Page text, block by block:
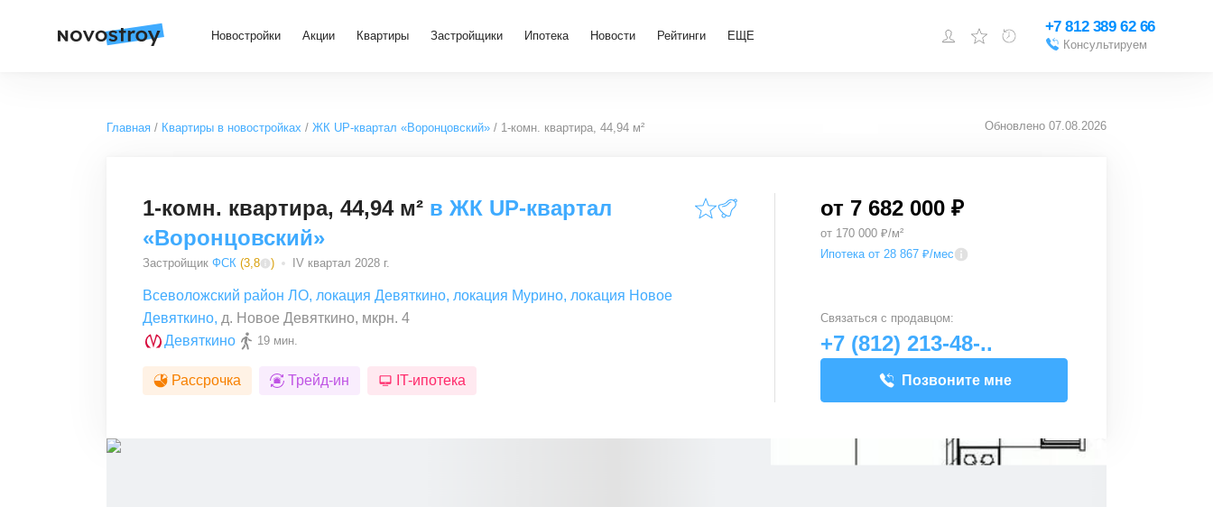
Новостройки Акции Квартиры Застройщики Ипотека Новости Рейтинги ЕЩЕ
Добавить объект
+7 812 389 62 66
Консультируем
Главная Квартиры в новостройках ЖК UP-квартал «Воронцовский» 1-комн. квартира, 44,94 м² Обновлено 07.08.2026
1-комн. квартира, 44,94 м² в ЖК UP-квартал
«Воронцовский»
Застройщик ФСК (3,8 ) IV квартал 2028 г.
Всеволожский район ЛО, локация Девяткино, локация Мурино, локация Новое
Девяткино, д. Новое Девяткино, мкрн. 4
Девяткино
19 мин.
Рассрочка Трейд-ин IT-ипотека
от 7 682 000 ₽
от 170 000 ₽/м²
Ипотека от 28 867 ₽/мес
Связаться с продавцом:
+7 (812) 213-48-..
Позвоните мне